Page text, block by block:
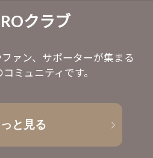
クラブ
ァン、サポーターが集まる
ミュニティです。
と見る